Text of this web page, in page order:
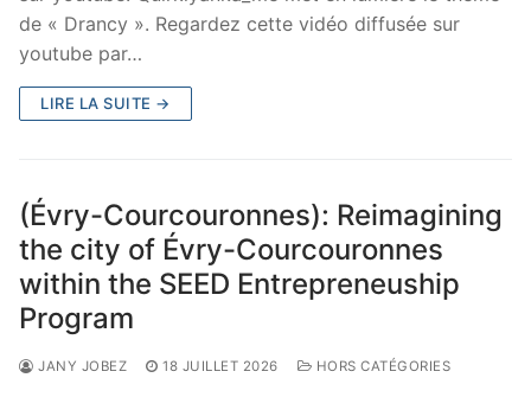
de « Drancy ». Regardez cette vidéo diffusée sur
youtube par…
LIRE LA SUITE →
(Évry-Courcouronnes): Reimagining
the city of Évry-Courcouronnes
within the SEED Entrepreneuship
Program
JANY JOBEZ 18 JUILLET 2026 HORS CATÉGORIES